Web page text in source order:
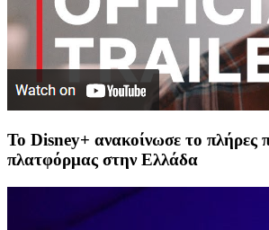
Το Disney+ ανακοίνωσε το πλήρες
πλατφόρμας στην Ελλάδα